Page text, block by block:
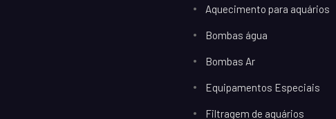
Aquecimento para aquários
Bombas água
Bombas Ar
Equipamentos Especiais
Filtragem de aquários